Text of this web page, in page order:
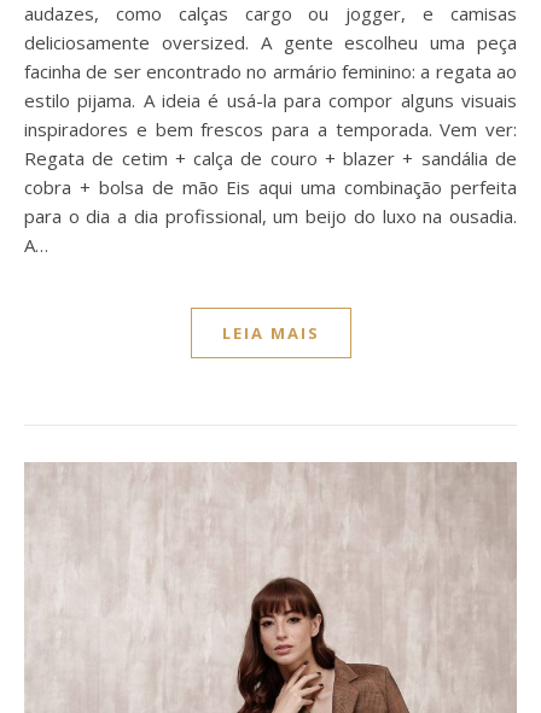
audazes, como calças cargo ou jogger, e camisas
deliciosamente oversized. A gente escolheu uma peça
facinha de ser encontrado no armário feminino: a regata ao
estilo pijama. A ideia é usá-la para compor alguns visuais
inspiradores e bem frescos para a temporada. Vem ver:
Regata de cetim + calça de couro + blazer + sandália de
cobra + bolsa de mão Eis aqui uma combinação perfeita
para o dia a dia profissional, um beijo do luxo na ousadia.
A…
LEIA MAIS